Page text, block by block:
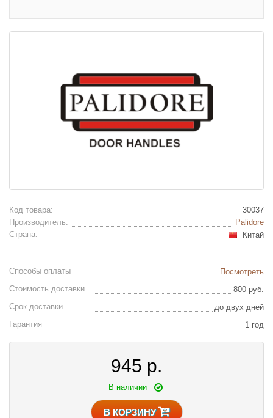
Код товара:
30037
Производитель:
Palidore
Страна:
Китай
Способы оплаты
Посмотреть
Стоимость доставки
800 руб.
Срок доставки
до двух дней
Гарантия
1 год
945 р.
В наличии
В КОРЗИНУ